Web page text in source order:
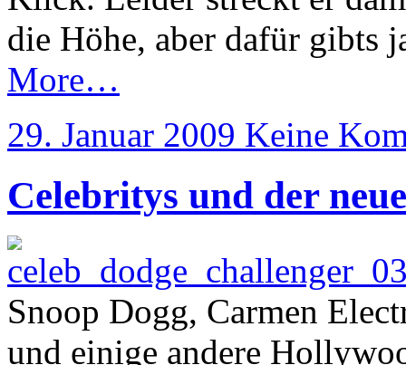
die Höhe, aber dafür gibts
More…
29. Januar 2009 Keine
Celebritys und der
Snoop Dogg, Carmen
und einige andere